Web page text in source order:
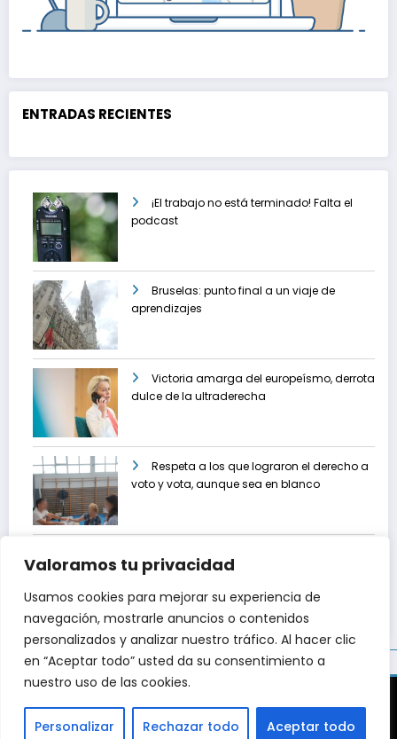
Valoramos tu privacidad
Usamos cookies para mejorar su experiencia de
navegación, mostrarle anuncios o contenidos
personalizados y analizar nuestro tráfico. Al hacer clic
en “Aceptar todo” usted da su consentimiento a
nuestro uso de las cookies.
Personalizar Rechazar todo Aceptar todo
ENTRADAS RECIENTES
¡El trabajo no está terminado! Falta el
podcast
Bruselas: punto final a un viaje de
aprendizajes
Victoria amarga del europeísmo, derrota
dulce de la ultraderecha
Respeta a los que lograron el derecho a
voto y vota, aunque sea en blanco
pero no votes enfadado»